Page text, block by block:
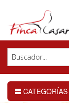
CATEGORÍAS